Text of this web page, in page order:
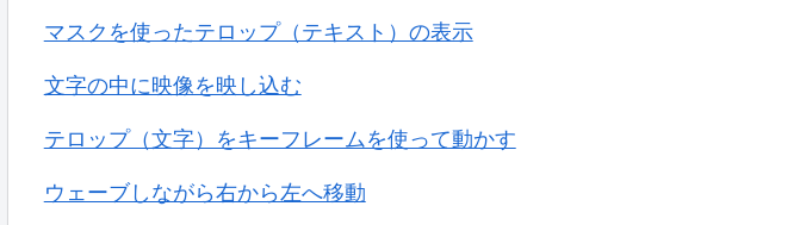
マスクを使ったテロップ（テキスト）の表示
文字の中に映像を映し込む
テロップ（文字）をキーフレームを使って動かす
ウェーブしながら右から左へ移動